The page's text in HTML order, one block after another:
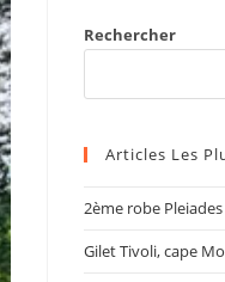
Rechercher
Articles Les
2ème robe Pleiades
Gilet Tivoli, cape